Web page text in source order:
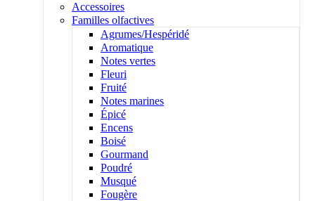
Accessoires
Familles olfactives
Agrumes/Hespéridé
Aromatique
Notes vertes
Fleuri
Fruité
Notes marines
Épicé
Encens
Boisé
Gourmand
Poudré
Musqué
Fougère